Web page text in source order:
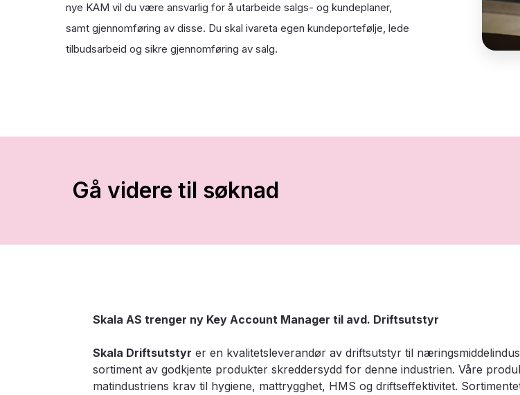
nye KAM vil du være ansvarlig for å utarbeide salgs- og kundeplaner,
samt gjennomføring av disse. Du skal ivareta egen kundeportefølje, lede
tilbudsarbeid og sikre gjennomføring av salg.
Gå videre til søknad
Skala AS trenger ny Key Account Manager til avd. Driftsutstyr
Skala Driftsutstyr er en kvalitetsleverandør av driftsutstyr til
sortiment av godkjente produkter skreddersydd for denne industrien. Våre
matindustriens krav til hygiene, mattrygghet, HMS og driftseffektivitet.